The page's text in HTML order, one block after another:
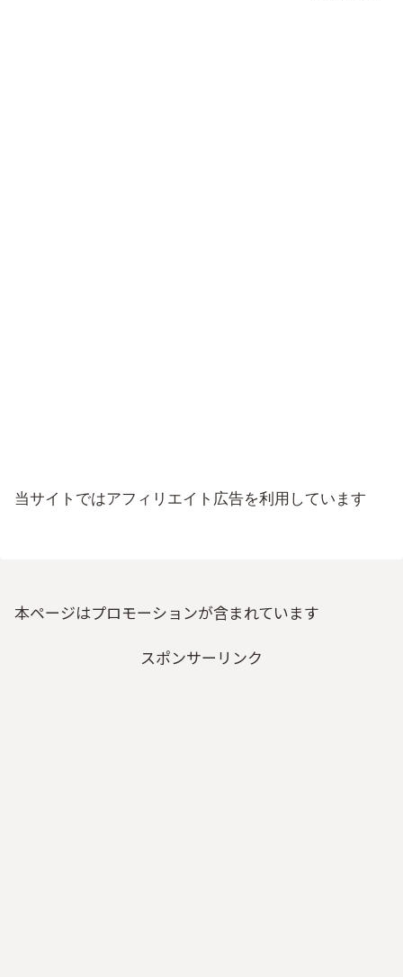
当サイトではアフィリエイト広告を利用しています
本ページはプロモーションが含まれています
スポンサーリンク